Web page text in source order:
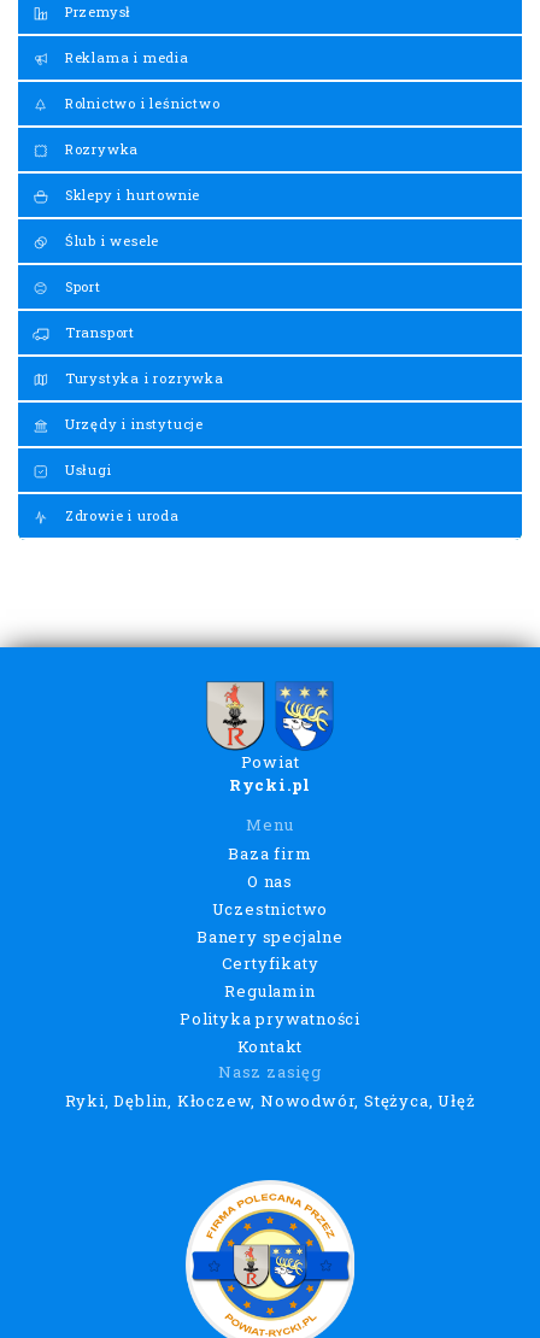
Przemysł
Reklama i media
Rolnictwo i leśnictwo
Rozrywka
Sklepy i hurtownie
Ślub i wesele
Sport
Transport
Turystyka i rozrywka
Urzędy i instytucje
Usługi
Zdrowie i uroda
Powiat
Rycki.pl
Menu
Baza firm
O nas
Uczestnictwo
Banery specjalne
Certyfikaty
Regulamin
Polityka prywatności
Kontakt
Nasz zasięg
Ryki, Dęblin, Kłoczew, Nowodwór, Stężyca, Ułęż